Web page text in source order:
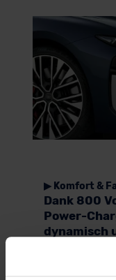
▶ Komfort &
Dank 800
Power-
dynamisch